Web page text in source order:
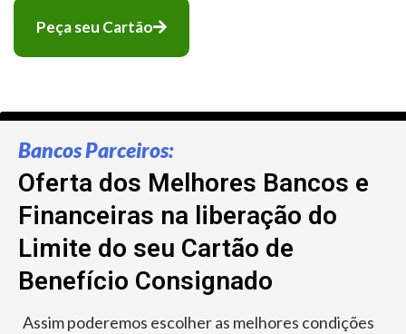
Peça seu Cartão
Bancos Parceiros:
Oferta dos Melhores Bancos e
Financeiras na liberação do
Limite do seu Cartão de
Benefício Consignado
Assim poderemos escolher as melhores condições